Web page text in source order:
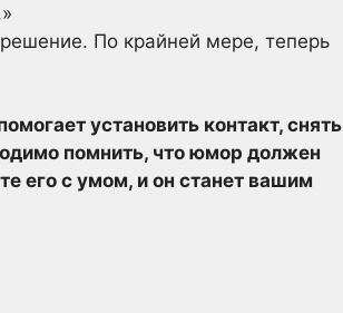
По крайней мере, теперь
установить контакт, снять
помнить, что юмор должен
его с умом, и он станет вашим